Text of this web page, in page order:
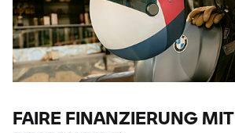
FAIRE FINANZIERUNG MIT